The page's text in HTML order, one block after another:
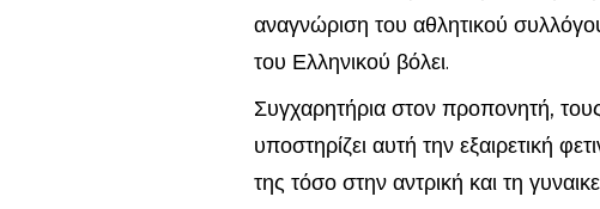
αναγνώριση του αθλητικού
του Ελληνικού βόλει.
Συγχαρητήρια στον προπονητή,
υποστηρίζει αυτή την εξαιρετική
της τόσο στην αντρική και τη